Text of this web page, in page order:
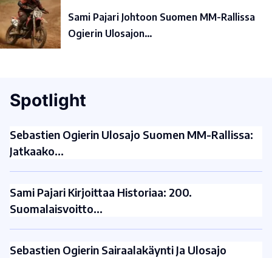
Sami Pajari Johtoon Suomen MM-Rallissa
Ogierin Ulosajon…
Spotlight
Sebastien Ogierin Ulosajo Suomen MM-Rallissa:
Jatkaako…
Sami Pajari Kirjoittaa Historiaa: 200.
Suomalaisvoitto…
Sebastien Ogierin Sairaalakäynti Ja Ulosajo